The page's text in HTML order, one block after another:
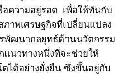
อความอยู่รอด เพื่อให้ทันกับ
ภาพเศรษฐกิจที่เปลี่ยนแปลง
พัฒนากลยุทธ์ด้านนวัตกรรม
แนวทางหนึ่งที่จะช่วยให้
ตได้อย่างยั่งยืน ซึ่งขึ้นอยู่กับ